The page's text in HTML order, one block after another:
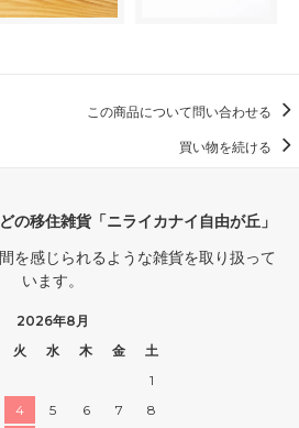
この商品について問い合わせる
買い物を続ける
の移住雑貨「ニライカナイ自由が丘」
を感じられるような雑貨を取り扱って
います。
2026年8月
火 水 木 金
土
1
4 5 6 7
8